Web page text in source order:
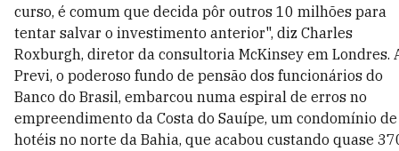
curso, é comum que decida pôr outros 10 milhões para
tentar salvar o investimento anterior", diz Charles
Roxburgh, diretor da consultoria McKinsey em Londres.
Previ, o poderoso fundo de pensão dos funcionários do
Banco do Brasil, embarcou numa espiral de erros no
empreendimento da Costa do Sauípe, um condomínio de
hotéis no norte da Bahia, que acabou custando quase